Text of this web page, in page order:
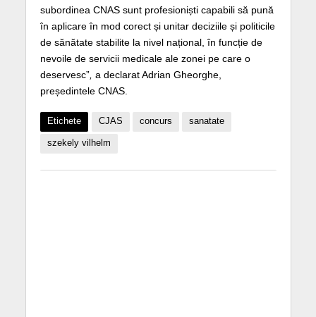
subordinea CNAS sunt profesioniști capabili să pună
în aplicare în mod corect și unitar deciziile și politicile
de sănătate stabilite la nivel național, în funcție de
nevoile de servicii medicale ale zonei pe care o
deservesc”, a declarat Adrian Gheorghe,
președintele CNAS.
Etichete CJAS concurs sanatate
szekely vilhelm